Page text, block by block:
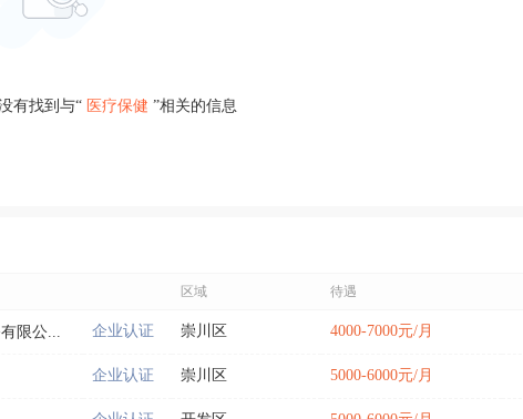
有找到与“ 医疗保健 ”相关的信息
区域 待遇
限公... 企业认证 崇川区 4000-7000元/月
企业认证 崇川区 5000-6000元/月